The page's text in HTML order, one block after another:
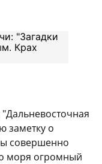
"Дальневосточная
заметку о
совершенно
моря огромный